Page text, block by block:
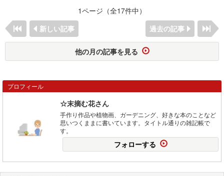
1ページ（全17件中）
新しい記事
過去の記事
他の月の記事を見る
プロフィール
☆末摘む花さん
手作り作品や植物画、ガーデニング、好きな本のことなど
思いつくままに書いています。タイトル通りの雑記帳で
す。
フォローする